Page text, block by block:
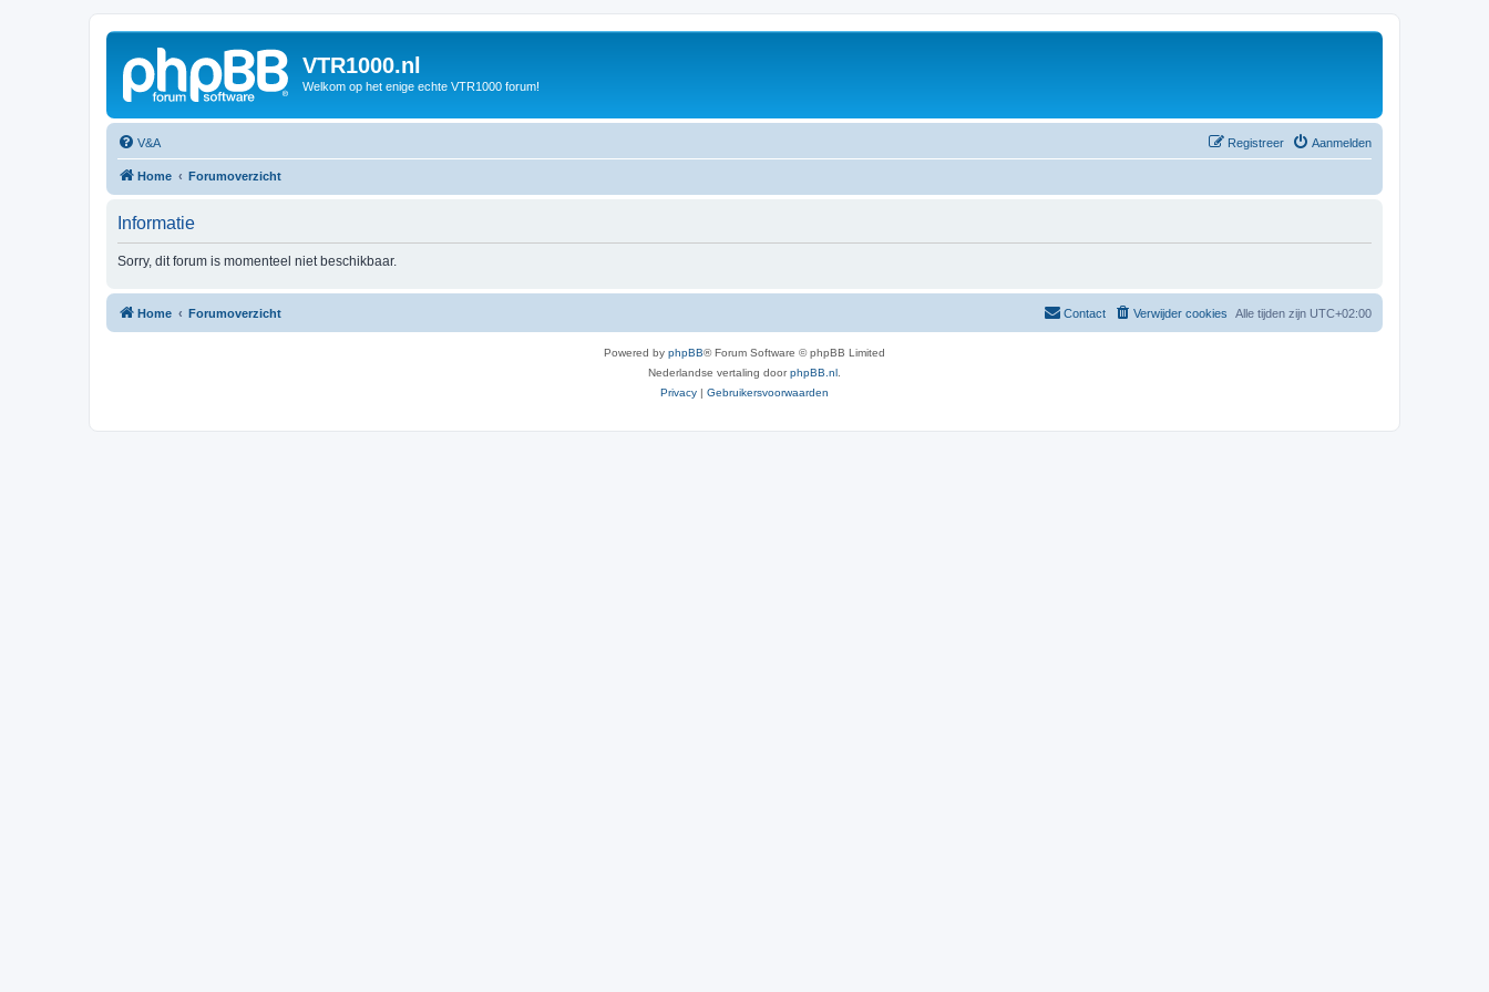
VTR1000.nl
Welkom op het enige echte VTR1000 forum!
V&A Aanmelden
Registreer
Home Forumoverzicht
Informatie
Sorry, dit forum is momenteel niet beschikbaar.
Home Forumoverzicht Alle tijden zijn UTC+02:00
Verwijder cookies
Contact
Powered by phpBB® Forum Software © phpBB Limited
Nederlandse vertaling doorphpBB.nl
Privacy | Gebruikersvoorwaarden